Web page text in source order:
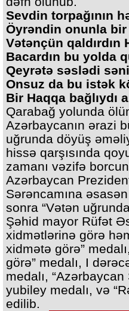
Sevdin torpağının
Öyrəndin onunla bir
Vətənçün qaldırdın
Bacardın bu yolda
Qeyrətə səslədi
Onsuz da bu istək
Bir Haqqa bağlıydı
Qarabağ yolunda
Azərbaycanın ərazi
uğrunda döyüş
hissə qarşısında
zamanı vəzifə
Azərbaycan
Sərəncamına
sonra “Vətən
Şəhid mayor Rüfət
xidmətlərinə görə
xidmətə görə”
görə” medalı, I
medalı,
yubiley medalı, və
edilib.